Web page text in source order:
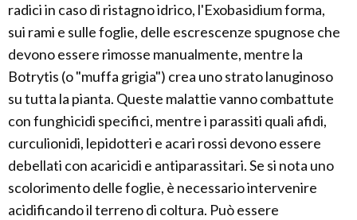
radici in caso di ristagno idrico, l'Exobasidium forma,
sui rami e sulle foglie, delle escrescenze spugnose che
devono essere rimosse manualmente, mentre la
Botrytis (o "muffa grigia") crea uno strato lanuginoso
su tutta la pianta. Queste malattie vanno combattute
con funghicidi specifici, mentre i parassiti quali afidi,
curculionidi, lepidotteri e acari rossi devono essere
debellati con acaricidi e antiparassitari. Se si nota uno
scolorimento delle foglie, è necessario intervenire
acidificando il terreno di coltura. Può essere